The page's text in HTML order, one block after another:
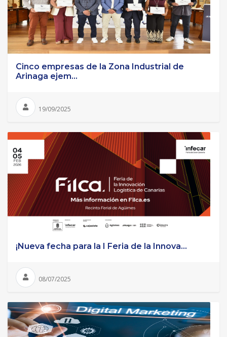
Cinco empresas de la Zona Industrial de
Arinaga ejem...
19/09/2025
¡Nueva fecha para la I Feria de la Innova...
08/07/2025